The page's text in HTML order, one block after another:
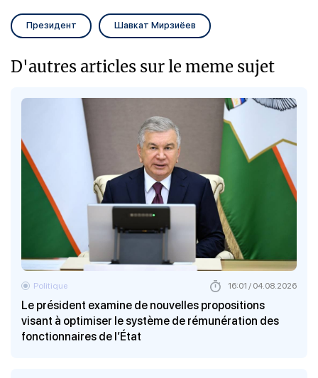
Президент Шавкат Мирзиёев
D'autres articles sur le meme sujet
Le président examine de nouvelles propositions
visant à optimiser le système de rémunération des
fonctionnaires de l’État
Politique 16:01 / 04.08.2026